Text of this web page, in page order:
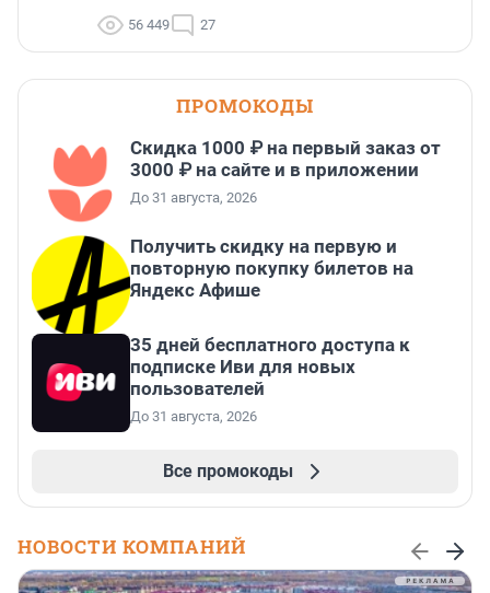
56 449 27
ПРОМОКОДЫ
Скидка 1000 ₽ на первый заказ от
3000 ₽ на сайте и в приложении
До 31 августа, 2026
Получить скидку на первую и
повторную покупку билетов на
Яндекс Афише
35 дней бесплатного доступа к
подписке Иви для новых
пользователей
До 31 августа, 2026
Все промокоды
НОВОСТИ КОМПАНИЙ